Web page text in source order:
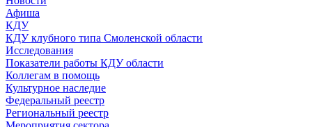
Афиша
КДУ
КДУ клубного типа Смоленской области
Исследования
Показатели работы КДУ области
Коллегам в помощь
Культурное наследие
Федеральный реестр
Региональный реестр